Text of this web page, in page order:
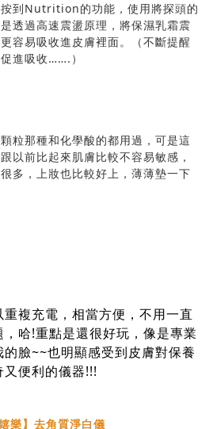
到Nutrition的功能，使用將探頭的
透過高速震盪原理，將保濕乳霜震
容易吸收進皮膚裡面。（不斷提醒
進吸收…….）
粒那種和化學酸的都用過，可是這
以前比起來肌膚比較不容易敏感，
多，上妝也比較好上，薄薄墊一下
複充電， 相當方便，不用一直
，哈!重點是還很好玩，像是專業
的臉~~也明顯感受到皮膚對保養
又便利的儀器!!!
樂】去角質淨白儀